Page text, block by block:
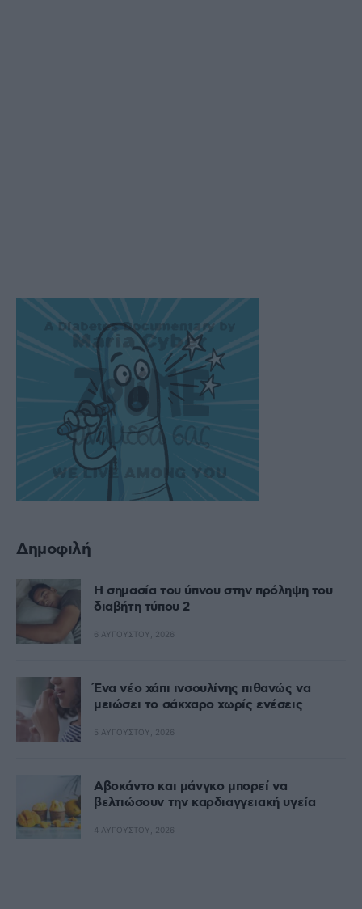
Δημοφιλή
Η σημασία του ύπνου στην πρόληψη του
διαβήτη τύπου 2
6 ΑΥΓΟΎΣΤΟΥ, 2026
Ένα νέο χάπι ινσουλίνης πιθανώς να
μειώσει το σάκχαρο χωρίς ενέσεις
5 ΑΥΓΟΎΣΤΟΥ, 2026
Αβοκάντο και μάνγκο μπορεί να
βελτιώσουν την καρδιαγγειακή υγεία
4 ΑΥΓΟΎΣΤΟΥ, 2026